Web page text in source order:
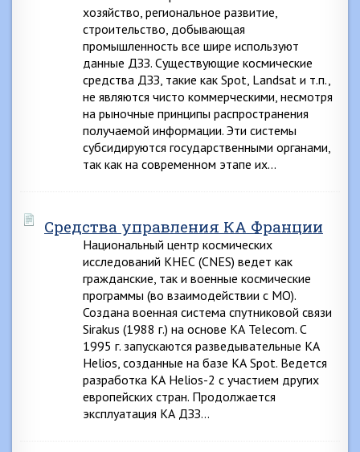
хозяйство, региональное развитие,
строительство, добывающая
промышленность все шире используют
данные ДЗЗ. Существующие космические
средства ДЗЗ, такие как Spot, Landsat и т.п.,
не являются чисто коммерческими, несмотря
на рыночные принципы распространения
получаемой информации. Эти системы
субсидируются государственными органами,
так как на современном этапе их…
Средства управления КА Франции
Национальный центр космических
исследований КНЕС (CNES) ведет как
гражданские, так и военные космические
программы (во взаимодействии с МО).
Создана военная система спутниковой связи
Sirakus (1988 г.) на основе КА Telecom. С
1995 г. запускаются разведывательные КА
Helios, созданные на базе КА Spot. Ведется
разработка КА Helios-2 с участием других
европейских стран. Продолжается
эксплуатация КА ДЗЗ…